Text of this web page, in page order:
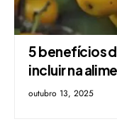
5 benefícios
incluir na
outubro 13, 2025